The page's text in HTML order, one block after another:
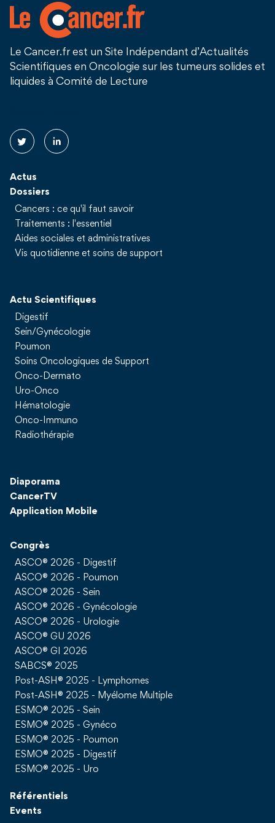
Le Cancer.fr est un Site Indépendant d’Actualités
Scientifiques en Oncologie sur les tumeurs solides et
liquides à Comité de Lecture
Actus
Dossiers
Cancers : ce qu'il faut savoir
Traitements : l'essentiel
Aides sociales et administratives
Vis quotidienne et soins de support
Actu Scientifiques
Digestif
Sein/Gynécologie
Poumon
Soins Oncologiques de Support
Onco-Dermato
Uro-Onco
Hématologie
Onco-Immuno
Radiothérapie
Diaporama
CancerTV
Application Mobile
Congrès
ASCO® 2026 - Digestif
ASCO® 2026 - Poumon
ASCO® 2026 - Sein
ASCO® 2026 - Gynécologie
ASCO® 2026 - Urologie
ASCO® GU 2026
ASCO® GI 2026
SABCS® 2025
Post-ASH® 2025 - Lymphomes
Post-ASH® 2025 - Myélome Multiple
ESMO® 2025 - Sein
ESMO® 2025 - Gynéco
ESMO® 2025 - Poumon
ESMO® 2025 - Digestif
ESMO® 2025 - Uro
Référentiels
Events